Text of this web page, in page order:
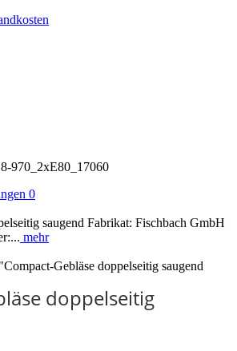
970_2xE80_17060
0
saugend Fabrikat: Fischbach GmbH
mehr
Gebläse doppelseitig saugend
doppelseitig